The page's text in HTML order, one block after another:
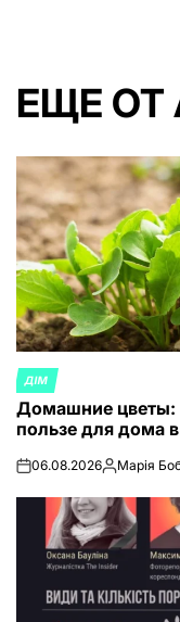
ЕЩЕ ОТ
ОПУБЛИКОВАНО
В
ДІМ
Домашние цветы:
пользе для дома
on06.08.2026Запись
Марія